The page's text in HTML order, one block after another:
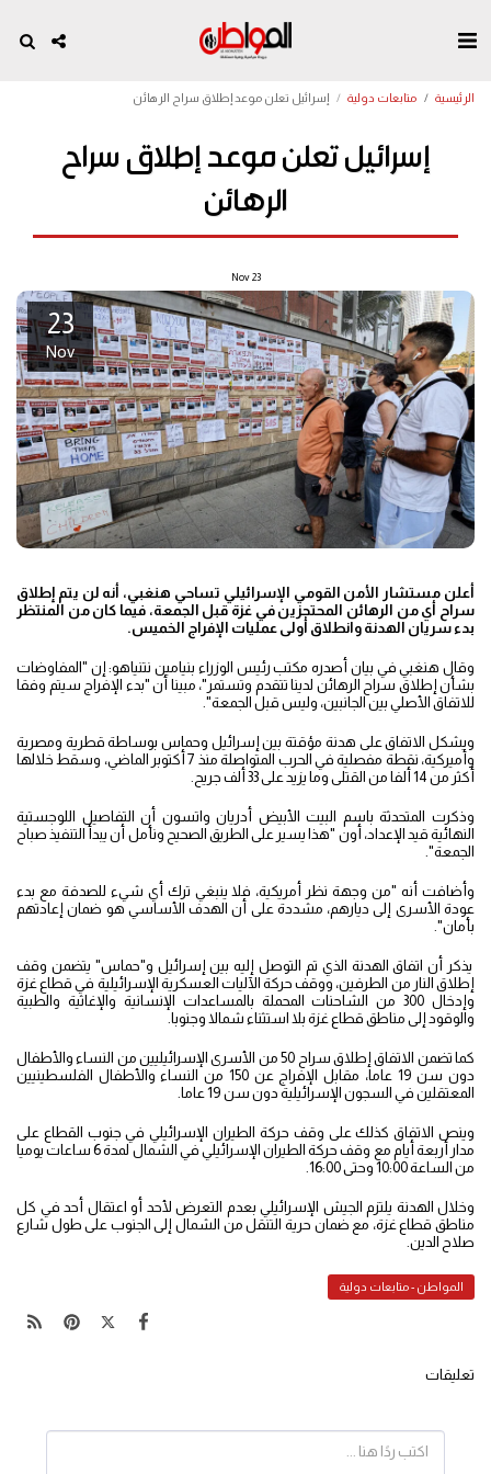
الرئيسية متابعات دولية إسرائيل تعلن موعد إطلاق سراح الرهائن
إسرائيل تعلن موعد إطلاق سراح
الرهائن
23
Nov
23
Nov
أعلن مستشار الأمن القومي الإسرائيلي تساحي هنغبي، أنه لن يتم إطلاق
سراح أي من الرهائن المحتجزين في غزة قبل الجمعة، فيما كان من المنتظر
بدء سريان الهدنة وانطلاق أولى عمليات الإفراج الخميس.
وقال هنغبي في بيان أصدره مكتب رئيس الوزراء بنيامين نتنياهو: إن "المفاوضات
بشأن إطلاق سراح الرهائن لدينا تتقدم وتستمر"، مبينا أن "بدء الإفراج سيتم وفقا
للاتفاق الأصلي بين الجانبين، وليس قبل الجمعة".
ويشكل الاتفاق على هدنة مؤقتة بين إسرائيل وحماس بوساطة قطرية ومصرية
وأميركية، نقطة مفصلية في الحرب المتواصلة منذ 7 أكتوبر الماضي، وسقط خلالها
أكثر من 14 ألفا من القتلى وما يزيد على 33 ألف جريح.
وذكرت المتحدثة باسم البيت الأبيض أدريان واتسون أن التفاصيل اللوجستية
النهائية قيد الإعداد، أون "هذا يسير على الطريق الصحيح ونأمل أن يبدأ التنفيذ صباح
الجمعة".
وأضافت أنه "من وجهة نظر أمريكية، فلا ينبغي ترك أي شيء للصدفة مع بدء
عودة الأسرى إلى ديارهم، مشددة على أن الهدف الأساسي هو ضمان إعادتهم
بأمان".
يذكر أن اتفاق الهدنة الذي تم التوصل إليه بين إسرائيل و"حماس" يتضمن وقف
إطلاق النار من الطرفين، ووقف حركة الآليات العسكرية الإسرائيلية في قطاع غزة
وإدخال 300 من الشاحنات المحملة بالمساعدات الإنسانية والإغاثية والطبية
والوقود إلى مناطق قطاع غزة بلا استثناء شمالا وجنوبا.
كما تضمن الاتفاق إطلاق سراح 50 من الأسرى الإسرائيليين من النساء والأطفال
دون سن 19 عاما، مقابل الإفراج عن 150 من النساء والأطفال الفلسطينيين
المعتقلين في السجون الإسرائيلية دون سن 19 عاما.
وينص الاتفاق كذلك على وقف حركة الطيران الإسرائيلي في جنوب القطاع على
مدار أربعة أيام مع وقف حركة الطيران الإسرائيلي في الشمال لمدة 6 ساعات يوميا
من الساعة 10:00 وحتى 16:00.
وخلال الهدنة يلتزم الجيش الإسرائيلي بعدم التعرض لأحد أو اعتقال أحد في كل
مناطق قطاع غزة، مع ضمان حرية التنقل من الشمال إلى الجنوب على طول شارع
صلاح الدين.
المواطن - متابعات دولية
تعليقات